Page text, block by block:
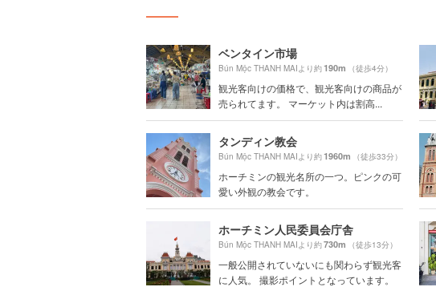
ベンタイン市場
Bún Mộc THANH MAIより約190m （徒歩4分）
観光客向けの価格で、観光客向けの商品が
売られてます。 マーケット内は割高...
タンディン教会
Bún Mộc THANH MAIより約1960m （徒歩33分）
ホーチミンの観光名所の一つ。ピンクの可
愛い外観の教会です。
ホーチミン人民委員会庁舎
Bún Mộc THANH MAIより約730m （徒歩13分）
一般公開されていないにも関わらず観光客
に人気。 撮影ポイントとなっています。